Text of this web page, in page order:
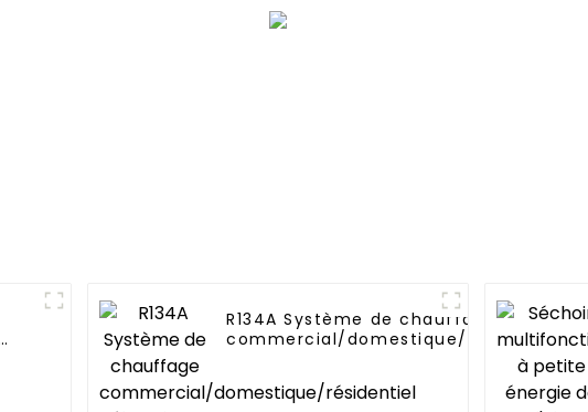
R134A Système de chauffage
commercial/domestique/résidentiel
électrique tout-en-un monobloc air
vers source d'air vers pompe à
chaleur chauffe-eau